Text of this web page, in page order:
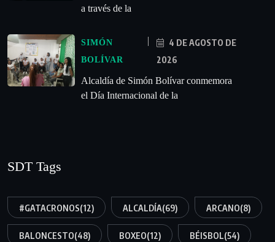
a través de la
SIMÓN
BOLÍVAR
4 DE AGOSTO DE
2026
Alcaldía de Simón Bolívar conmemora
el Día Internacional de la
SDT Tags
#GATACRONOS(12) ALCALDÍA(69) ARCANO(8)
BALONCESTO(48) BOXEO(12) BÉISBOL(54)